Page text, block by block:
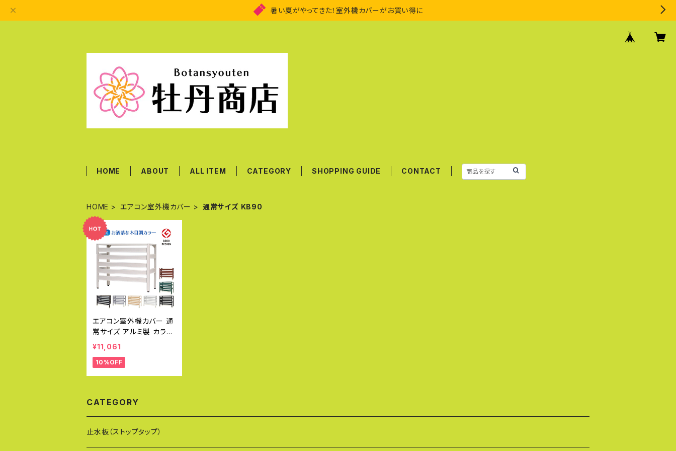
暑い夏がやってきた！室外機カバーがお買い得に
HOME ABOUT ALL ITEM CATEGORY SHOPPING GUIDE CONTACT
HOME エアコン室外機カバー 通常サイズ KB90
エアコン室外機カバー 通
常サイズ アルミ製 カラバ
リ グッドデザイン賞 おしゃ
れ エコキュート 雨 雪 冬
寒冷地 日除け エアコンカ
¥11,061
10%OFF
CATEGORY
止水板（ストップタップ）